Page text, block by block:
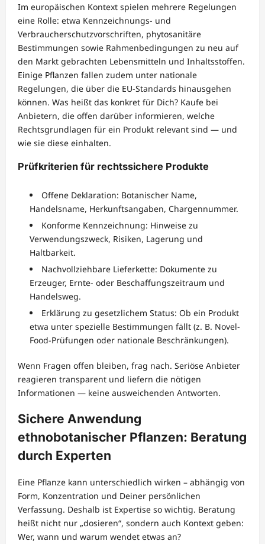
Im europäischen Kontext spielen mehrere Regelungen
eine Rolle: etwa Kennzeichnungs- und
Verbraucherschutzvorschriften, phytosanitäre
Bestimmungen sowie Rahmenbedingungen zu neu auf
den Markt gebrachten Lebensmitteln und Inhaltsstoffen.
Einige Pflanzen fallen zudem unter nationale
Regelungen, die über die EU-Standards hinausgehen
können. Was heißt das konkret für Dich? Kaufe bei
Anbietern, die offen darüber informieren, welche
Rechtsgrundlagen für ein Produkt relevant sind — und
wie sie diese einhalten.
Prüfkriterien für rechtssichere Produkte
Offene Deklaration: Botanischer Name,
Handelsname, Herkunftsangaben, Chargennummer.
Konforme Kennzeichnung: Hinweise zu
Verwendungszweck, Risiken, Lagerung und
Haltbarkeit.
Nachvollziehbare Lieferkette: Dokumente zu
Erzeuger, Ernte- oder Beschaffungszeitraum und
Handelsweg.
Erklärung zu gesetzlichem Status: Ob ein Produkt
etwa unter spezielle Bestimmungen fällt (z. B. Novel-
Food-Prüfungen oder nationale Beschränkungen).
Wenn Fragen offen bleiben, frag nach. Seriöse Anbieter
reagieren transparent und liefern die nötigen
Informationen — keine ausweichenden Antworten.
Sichere Anwendung
ethnobotanischer Pflanzen: Beratung
durch Experten
Eine Pflanze kann unterschiedlich wirken – abhängig von
Form, Konzentration und Deiner persönlichen
Verfassung. Deshalb ist Expertise so wichtig. Beratung
heißt nicht nur „dosieren“, sondern auch Kontext geben:
Wer, wann und warum wendet etwas an?